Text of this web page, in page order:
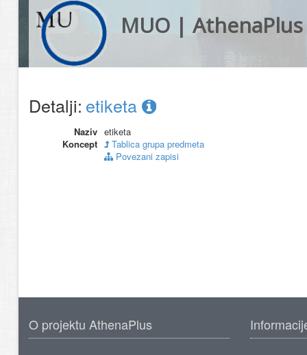
MUO | AthenaPlus
Detalji: etiketa
Naziv etiketa
Koncept
Tablica grupa predmeta
Povezani zapisi
O projektu AthenaPlus